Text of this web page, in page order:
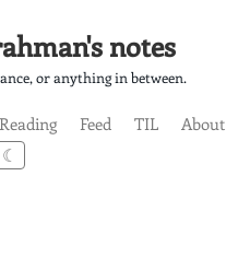
notes
or anything in between.
Reading Feed TIL
About
☾